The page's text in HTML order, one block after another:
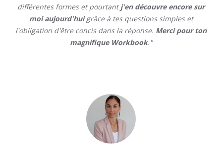
différentes formes et pourtantj'en découvre encore sur
moi aujourd'huigrâce à tes questions simples et
l'obligation d'être concis dans la réponse. Merci pour ton
magnifique Workbook."